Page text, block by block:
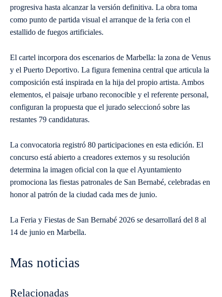
progresiva hasta alcanzar la versión definitiva. La obra toma
como punto de partida visual el arranque de la feria con el
estallido de fuegos artificiales.
El cartel incorpora dos escenarios de Marbella: la zona de Venus
y el Puerto Deportivo. La figura femenina central que articula la
composición está inspirada en la hija del propio artista. Ambos
elementos, el paisaje urbano reconocible y el referente personal,
configuran la propuesta que el jurado seleccionó sobre las
restantes 79 candidaturas.
La convocatoria registró 80 participaciones en esta edición. El
concurso está abierto a creadores externos y su resolución
determina la imagen oficial con la que el Ayuntamiento
promociona las fiestas patronales de San Bernabé, celebradas en
honor al patrón de la ciudad cada mes de junio.
La Feria y Fiestas de San Bernabé 2026 se desarrollará del 8 al
14 de junio en Marbella.
Mas noticias
Relacionadas